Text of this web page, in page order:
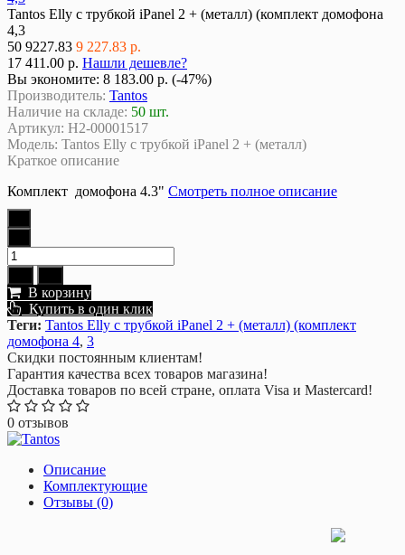
Tantos Elly с трубкой iPanel 2 + (металл) (комплект домофона
4,3
50 9227.83 9 227.83 р.
17 411.00 р. Нашли дешевле?
Вы экономите: 8 183.00 р. (-47%)
Производитель: Tantos
Наличие на складе: 50 шт.
Артикул: Н2-00001517
Модель: Tantos Elly с трубкой iPanel 2 + (металл)
Краткое описание
Комплект домофона 4.3" Смотреть полное описание
В корзину
Купить в один клик
Теги: Tantos Elly с трубкой iPanel 2 + (металл) (комплект
домофона 4, 3
Скидки постоянным клиентам!
Гарантия качества всех товаров магазина!
Доставка товаров по всей стране, оплата Visa и Mastercard!
0 отзывов
Описание
Комплектующие
Отзывы (0)